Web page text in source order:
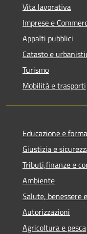
Vita lavorativa
Imprese e
Appalti pubblici
Catasto e
Turismo
Mobilità e trasporti
Educazione e
Giustizia e
Tributi,finanze e
Ambiente
Salute, benessere
Autorizzazioni
Agricoltura e pesca